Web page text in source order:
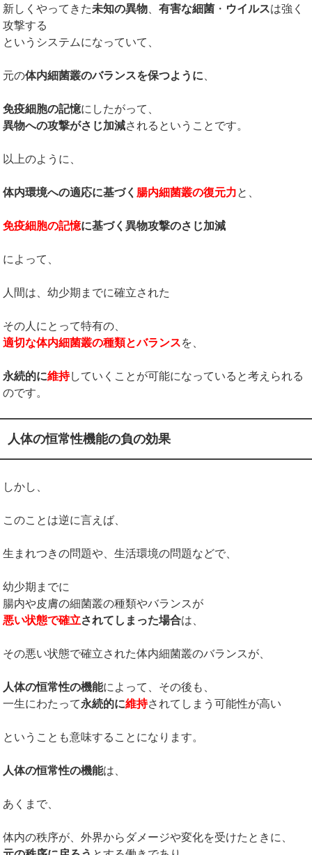
新しくやってきた未知の異物 、有害な細菌 ・ ウイルスは強く
攻撃する
というシステムになっていて、
元の体内細菌叢のバランスを保つように
免疫細胞の記憶にしたがって、
異物への攻撃がさじ加減されるということです。
以上のように、
体内環境への適応に基づく 腸内細菌叢の復元力と、
免疫細胞の記憶に基づく異物攻撃のさじ加減
によって、
人間は、幼少期までに確立された
その人にとって特有の、
適切な体内細菌叢の種類とバランスを、
永続的に維持していくことが可能になっていると考えられる
のです。
人体の恒常性機能の負の効果
しかし、
このことは逆に言えば、
生まれつきの問題や、生活環境の問題などで、
幼少期までに
腸内や皮膚の細菌叢の種類やバランスが
悪い状態で確立されてしまった場合は、
その悪い状態で確立された体内細菌叢のバランスが、
人体の恒常性の機能によって、その後も、
一生にわたって永続的に維持されてしまう可能性が高い
ということも意味することになります。
人体の恒常性の機能は、
あくまで、
体内の秩序が、外界からダメージや変化を受けたときに、